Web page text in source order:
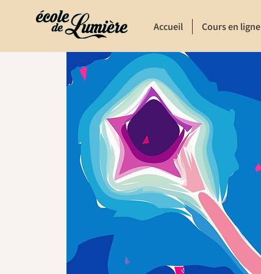
Accueil Cours en ligne